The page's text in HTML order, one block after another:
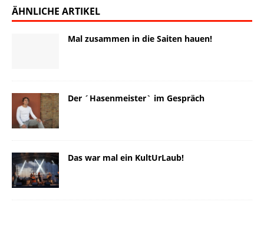
ÄHNLICHE ARTIKEL
Mal zusammen in die Saiten hauen!
Der ´Hasenmeister` im Gespräch
Das war mal ein KultUrLaub!